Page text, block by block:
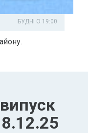
БУДНІ О 19:00